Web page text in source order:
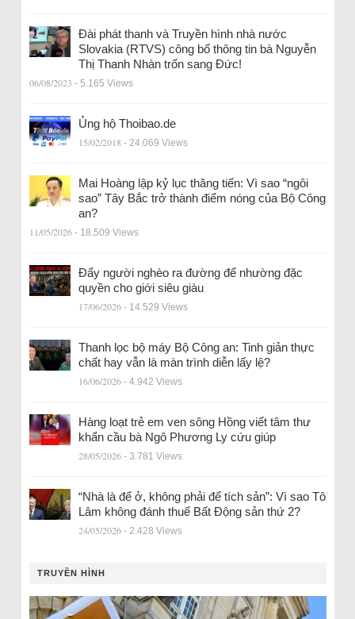
Đài phát thanh và Truyền hình nhà nước
Slovakia (RTVS) công bố thông tin bà Nguyễn
Thị Thanh Nhàn trốn sang Đức!
06/08/2023 - 5.165 Views
Ủng hộ Thoibao.de
15/02/2018 - 24.069 Views
Mai Hoàng lập kỷ lục thăng tiến: Vì sao “ngôi
sao” Tây Bắc trở thành điểm nóng của Bộ Công
an?
11/05/2026 - 18.509 Views
Đẩy người nghèo ra đường để nhường đặc
quyền cho giới siêu giàu
17/06/2026 - 14.529 Views
Thanh lọc bộ máy Bộ Công an: Tinh giản thực
chất hay vẫn là màn trình diễn lấy lệ?
16/06/2026 - 4.942 Views
Hàng loạt trẻ em ven sông Hồng viết tâm thư
khẩn cầu bà Ngô Phương Ly cứu giúp
28/05/2026 - 3.781 Views
“Nhà là để ở, không phải để tích sản”: Vì sao Tô
Lâm không đánh thuế Bất Động sản thứ 2?
24/05/2026 - 2.428 Views
TRUYỀN HÌNH